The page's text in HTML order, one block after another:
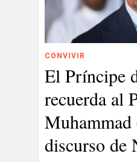
CONVIVIR
El Príncipe
recuerda al
Muhammad
discurso de